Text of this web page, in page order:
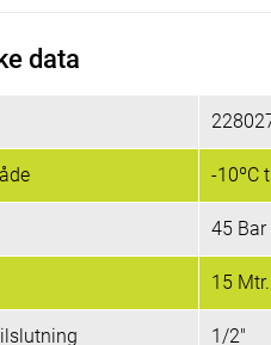
data
-10ºC
45 Bar
15 Mtr.
1/2"